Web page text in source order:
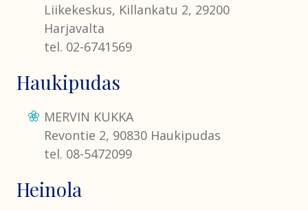
Liikekeskus, Killankatu 2, 29200
Harjavalta
tel. 02-6741569
Haukipudas
MERVIN KUKKA
Revontie 2, 90830 Haukipudas
tel. 08-5472099
Heinola